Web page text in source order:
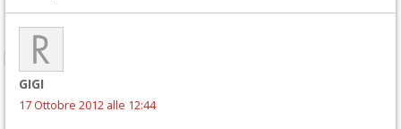
GIGI
17 Ottobre 2012 alle 12:44